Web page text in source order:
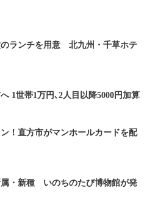
のランチを用意 北九州・千草ホテ
1世帯1万円､2人目以降5000円加算
！直方市がマンホールカードを配
属・新種 いのちのたび博物館が発